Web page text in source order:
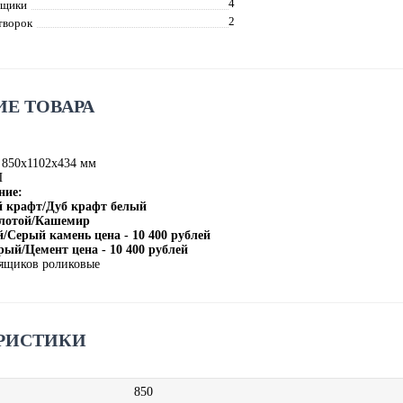
4
2
ТОВАРА
мм
крафт/Дуб крафт белый
Кашемир
камень цена - 10 400 рублей
Цемент цена - 10 400 рублей
роликовые
850